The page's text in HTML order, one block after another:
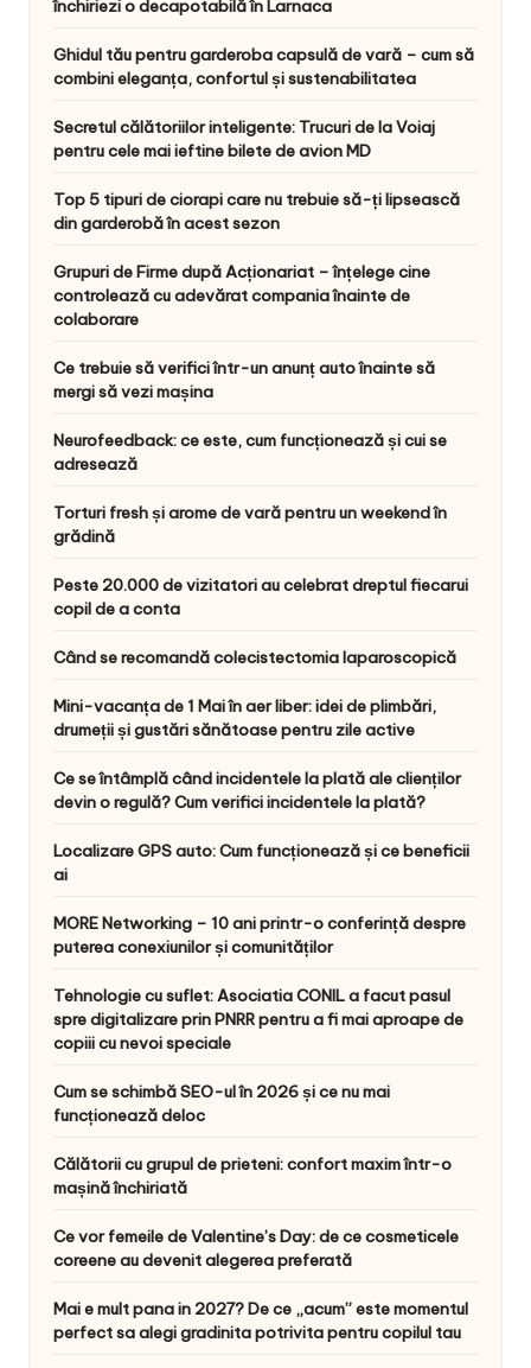
închiriezi o decapotabilă în Larnaca
Ghidul tău pentru garderoba capsulă de vară – cum să
combini eleganța, confortul și sustenabilitatea
Secretul călătoriilor inteligente: Trucuri de la Voiaj
pentru cele mai ieftine bilete de avion MD
Top 5 tipuri de ciorapi care nu trebuie să-ți lipsească
din garderobă în acest sezon
Grupuri de Firme după Acționariat – înțelege cine
controlează cu adevărat compania înainte de
colaborare
Ce trebuie să verifici într-un anunț auto înainte să
mergi să vezi mașina
Neurofeedback: ce este, cum funcționează și cui se
adresează
Torturi fresh și arome de vară pentru un weekend în
grădină
Peste 20.000 de vizitatori au celebrat dreptul fiecarui
copil de a conta
Când se recomandă colecistectomia laparoscopică
Mini-vacanța de 1 Mai în aer liber: idei de plimbări,
drumeții și gustări sănătoase pentru zile active
Ce se întâmplă când incidentele la plată ale clienților
devin o regulă? Cum verifici incidentele la plată?
Localizare GPS auto: Cum funcționează și ce beneficii
ai
MORE Networking – 10 ani printr-o conferință despre
puterea conexiunilor și comunităților
Tehnologie cu suflet: Asociatia CONIL a facut pasul
spre digitalizare prin PNRR pentru a fi mai aproape de
copiii cu nevoi speciale
Cum se schimbă SEO-ul în 2026 și ce nu mai
funcționează deloc
Călătorii cu grupul de prieteni: confort maxim într-o
mașină închiriată
Ce vor femeile de Valentine’s Day: de ce cosmeticele
coreene au devenit alegerea preferată
Mai e mult pana in 2027? De ce „acum” este momentul
perfect sa alegi gradinita potrivita pentru copilul tau